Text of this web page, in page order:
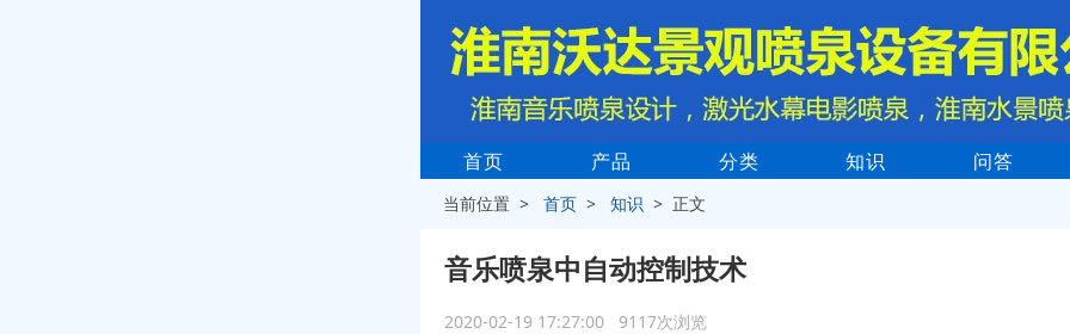
首页 产品 分类 知识 问答
当前位置 >首页 >知识 > 正文
音乐喷泉中自动控制技术
2020-02-19 17:27:00 9117次浏览